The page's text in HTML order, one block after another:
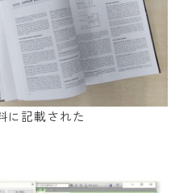
記載された